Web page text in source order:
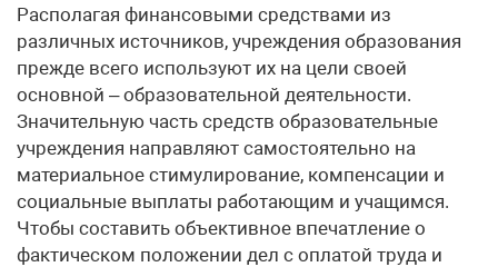
Располагая финансовыми средствами из
различных источников, учреждения образования
прежде всего используют их на цели своей
основной – образовательной деятельности.
Значительную часть средств образовательные
учреждения направляют самостоятельно на
материальное стимулирование, компенсации и
социальные выплаты работающим и учащимся.
Чтобы составить объективное впечатление о
фактическом положении дел с оплатой труда и